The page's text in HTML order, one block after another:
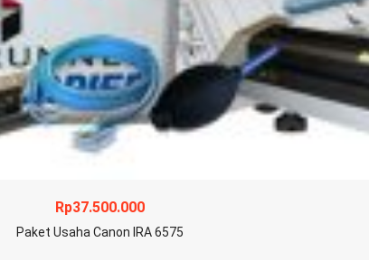
Rp37.500.000
Paket Usaha Canon IRA 6575